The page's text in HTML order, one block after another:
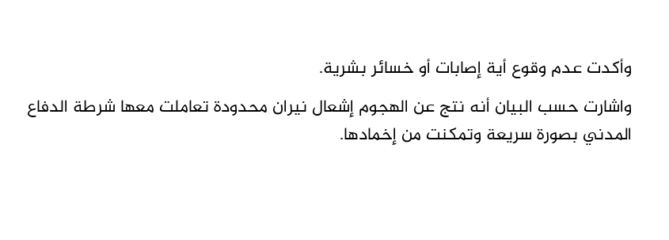
وأكدت عدم وقوع أية إصابات أو خسائر بشرية.
واشارت حسب البيان أنه نتج عن الهجوم إشعال نيران محدودة تعاملت معها شرطة الدفاع
المدني بصورة سريعة وتمكنت من إخمادها.